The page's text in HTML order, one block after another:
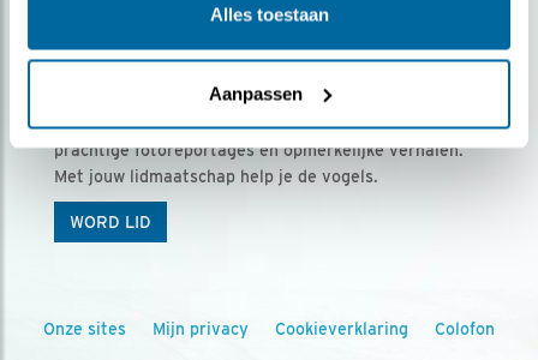
Alles toestaan
Aanpassen
Ontvang 5 x Vogels voor € 36,00 per jaar
Vogels is het tijdschrift voor onze leden, met
prachtige fotoreportages en opmerkelijke verhalen.
Met jouw lidmaatschap help je de vogels.
WORD LID
Onze sites Mijn privacy Cookieverklaring Colofon